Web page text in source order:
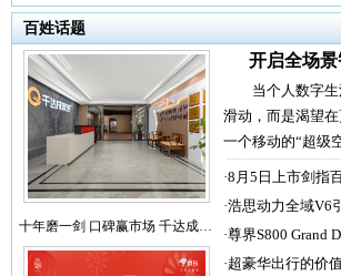
百姓话题
十年磨一剑 口碑赢市场 千达成…
开启全场
当个人数字
滑动，而是渴望
一个移动的“超
·8月5日上市剑指
·浩思动力全域V6
·尊界S800 Grand
·超豪华出行的价